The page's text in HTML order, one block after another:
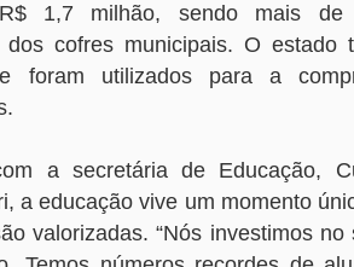
1,7 milhão, sendo mais
dos cofres municipais. O estado
foram utilizados para a
a secretária de Educação,
a educação vive um momento
valorizadas. “Nós investimos